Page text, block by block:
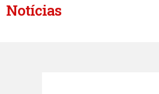
Notícias